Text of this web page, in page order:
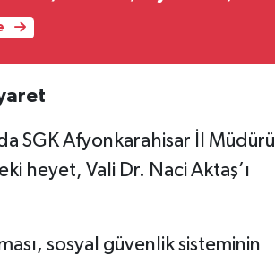
SGK Afyonkarahisar İl Müdürü
heyet, Vali Dr. Naci Aktaş’ı
sosyal güvenlik sisteminin